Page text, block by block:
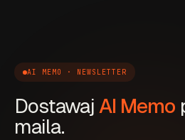
AI MEMO · NEWSLETTER
DostawajAI Memo
maila.